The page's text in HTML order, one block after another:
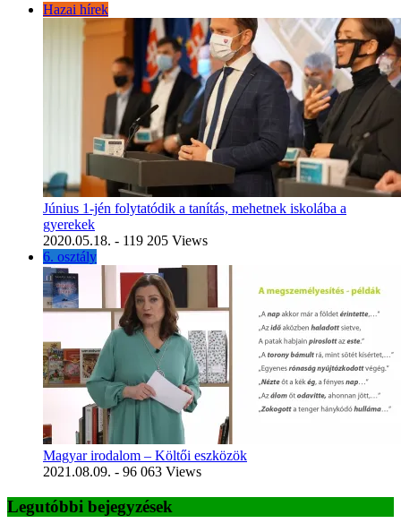
Hazai hírek
Június 1-jén folytatódik a tanítás, mehetnek iskolába a
gyerekek
2020.05.18. - 119 205 Views
6. osztály
Magyar irodalom – Költői eszközök
2021.08.09. - 96 063 Views
Legutóbbi bejegyzések